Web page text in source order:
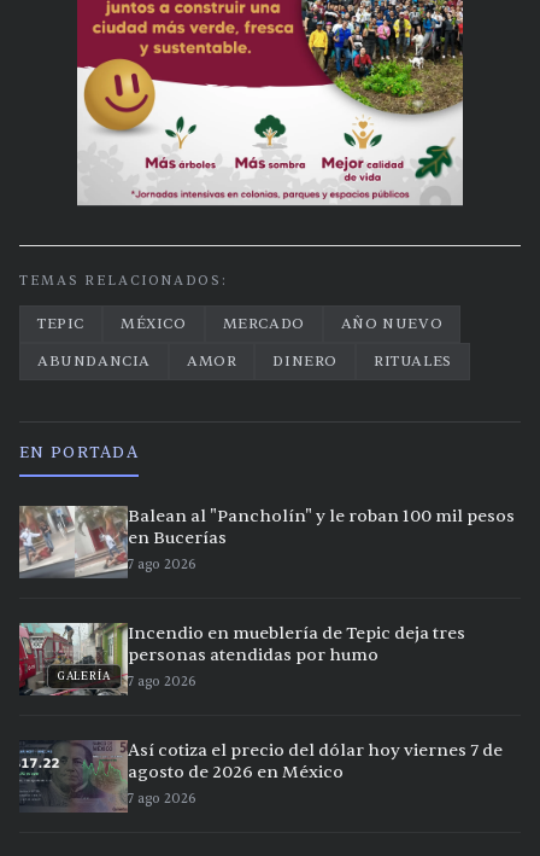
TEMAS RELACIONADOS:
TEPIC MÉXICO MERCADO
AÑO NUEVO
ABUNDANCIA
AMOR DINERO RITUALES
EN PORTADA
Balean al "Pancholín" y le roban 100 mil pesos
en Bucerías
7 ago 2026
GALERÍA
Incendio en mueblería de Tepic deja tres
personas atendidas por humo
7 ago 2026
Así cotiza el precio del dólar hoy viernes 7 de
agosto de 2026 en México
7 ago 2026